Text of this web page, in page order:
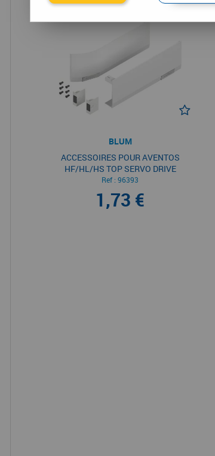
BLUM
ACCESSOIRES POUR AVENTOS
HF/HL/HS TOP SERVO DRIVE
Ref :96393
1,73 €